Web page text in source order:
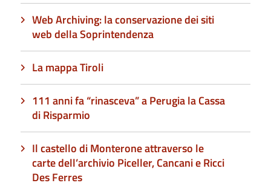
Web Archiving: la conservazione dei siti
web della Soprintendenza
La mappa Tiroli
111 anni fa “rinasceva” a Perugia la Cassa
di Risparmio
Il castello di Monterone attraverso le
carte dell’archivio Piceller, Cancani e Ricci
Des Ferres